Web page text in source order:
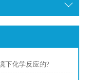
下化学反应的?